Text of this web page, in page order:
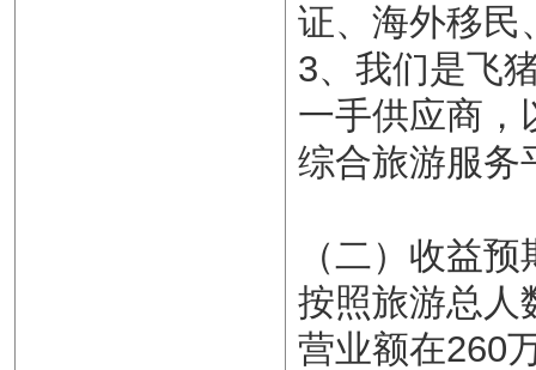
证、海外移民
3、我们是飞
一手供应商，
综合旅游服务
（二）收益预
按照旅游总人
营业额在260